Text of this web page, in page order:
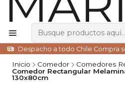
Despacho a todo Chile Compra
Inicio Comedor
Comedores
Comedor Rectangular
130x80cm